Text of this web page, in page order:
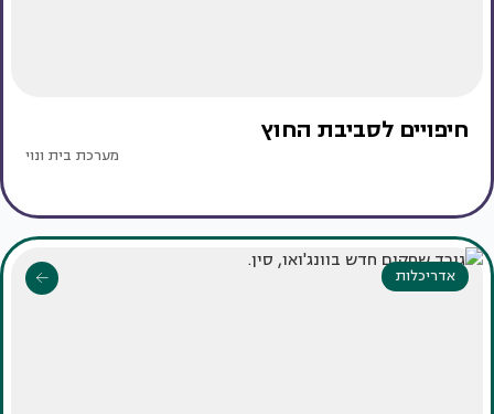
חיפויים לסביבת החוץ
מערכת בית ונוי
אדריכלות